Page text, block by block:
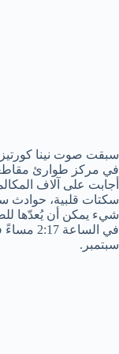
سبقت صوت نينا
في مركز طوارئ
أجابت على آلاف
سكتات قلبية، حوادث
شيء يمكن أن يُعدّها
في
سبتمبر.